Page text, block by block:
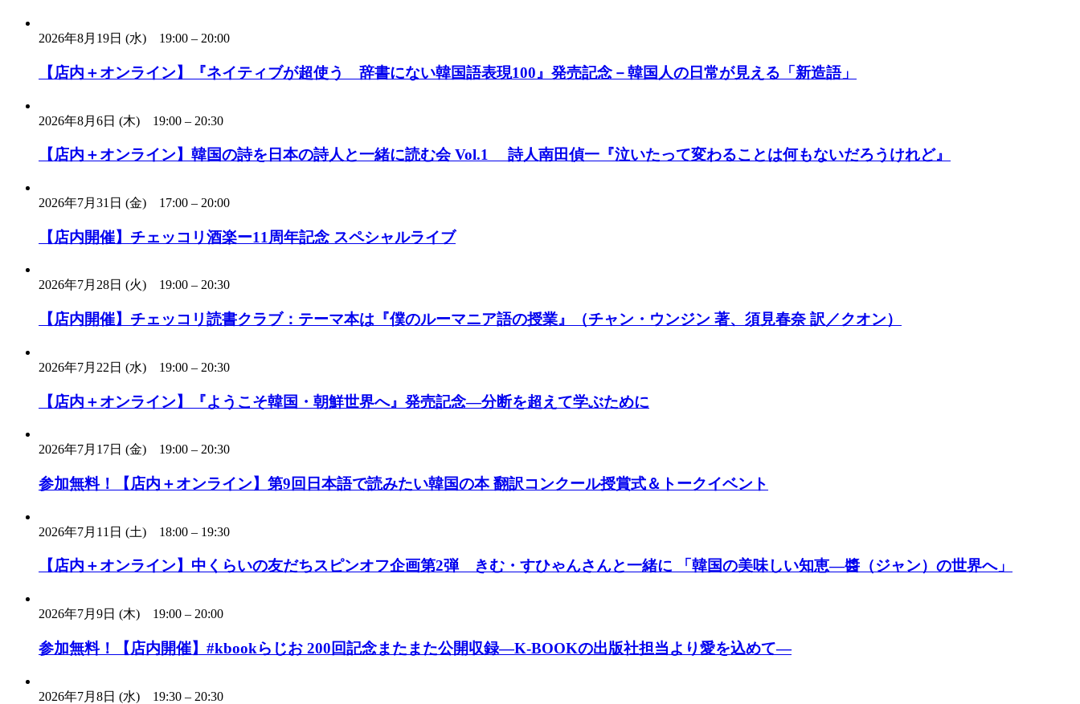
2026年8月19日 (水) 19:00 – 20:00
【店内＋オンライン】『ネイティブが超使う 辞書にない韓国語表現100』発売記念－韓国人の日常が見える「新造語」
2026年8月6日 (木) 19:00 – 20:30
【店内＋オンライン】韓国の詩を日本の詩人と一緒に読む会 Vol.1 詩人南田偵一『泣いたって変わることは何もないだろうけれど』
2026年7月31日 (金) 17:00 – 20:00
【店内開催】チェッコリ酒楽ー11周年記念 スペシャルライブ
2026年7月28日 (火) 19:00 – 20:30
【店内開催】チェッコリ読書クラブ：テーマ本は『僕のルーマニア語の授業』（チャン・ウンジン 著、須見春奈 訳／クオン）
2026年7月22日 (水) 19:00 – 20:30
【店内＋オンライン】『ようこそ韓国・朝鮮世界へ』発売記念―分断を超えて学ぶために
2026年7月17日 (金) 19:00 – 20:30
参加無料！【店内＋オンライン】第9回日本語で読みたい韓国の本 翻訳コンクール授賞式＆トークイベント
2026年7月11日 (土) 18:00 – 19:30
【店内＋オンライン】中くらいの友だちスピンオフ企画第2弾 きむ・すひゃんさんと一緒に 「韓国の美味しい知恵―醬（ジャン）の世界へ」
2026年7月9日 (木) 19:00 – 20:00
参加無料！【店内開催】#kbookらじお 200回記念またまた公開収録―K-BOOKの出版社担当より愛を込めて―
2026年7月8日 (水) 19:30 – 20:30